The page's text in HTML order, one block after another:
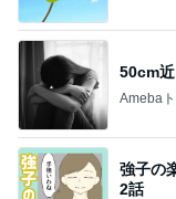
50cm
Ameba
強子の
2話